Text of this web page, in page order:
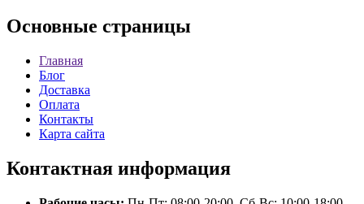
Основные страницы
Главная
Блог
Доставка
Оплата
Контакты
Карта сайта
Контактная информация